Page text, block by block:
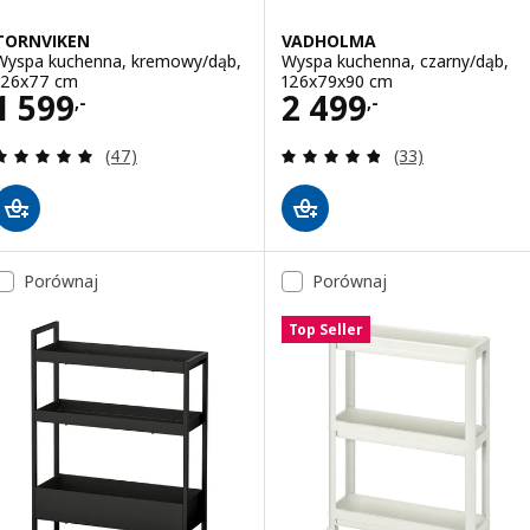
kuchenna, kremowy/dąb,
cm
599,-
1599,-
Recenzja: 5 z 5 gwiazdki. Łączna liczba recenzji:
(47)
VADHOLMA
Wyspa kuchenna, czarny/dąb,
126x79x90 cm
2 499,-
Cena 2499,-
Recenzja: 4.8
(33)
Porównaj Porównaj
Top Seller